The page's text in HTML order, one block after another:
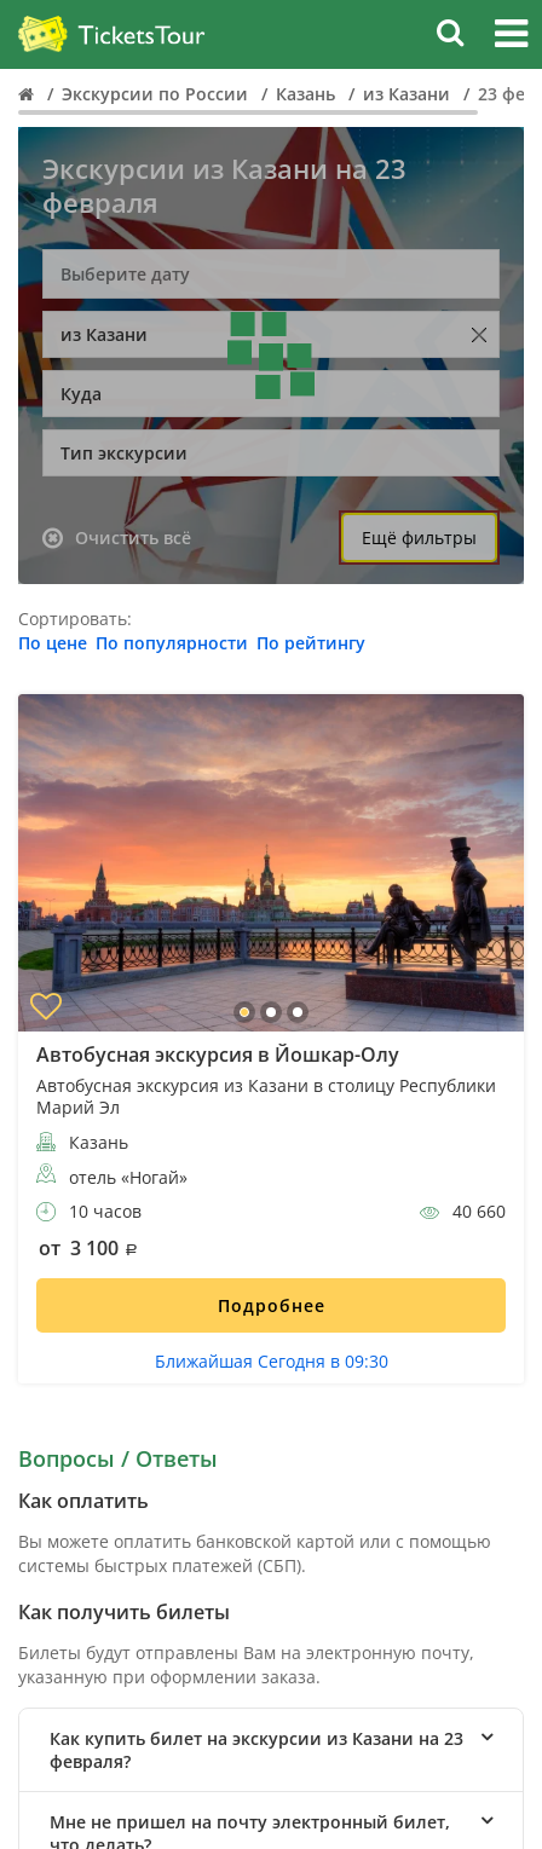
Экскурсии по России Казань из Казани 23
Экскурсии из Казани на 23
февраля
из Казани
Куда
Тип экскурсии
Очистить всё Ещё фильтры
Сортировать:
По цене По популярности По рейтингу
Автобусная экскурсия в Йошкар-Олу
Автобусная экскурсия из Казани в столицу Республики
Марий Эл
Казань
отель «Ногай»
10 часов
40 660
от 3 100
Подробнее
Ближайшая Сегодня в 09:30
Вопросы / Ответы
Как оплатить
Вы можете оплатить банковской картой или с помощью
системы быстрых платежей (СБП).
Как получить билеты
Билеты будут отправлены Вам на электронную почту,
указанную при оформлении заказа.
Как купить билет на экскурсии из Казани на 23
февраля?
Мне не пришел на почту электронный билет,
что делать?